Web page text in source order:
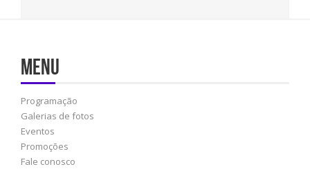
Menu
Programação
Galerias de fotos
Eventos
Promoções
Fale conosco